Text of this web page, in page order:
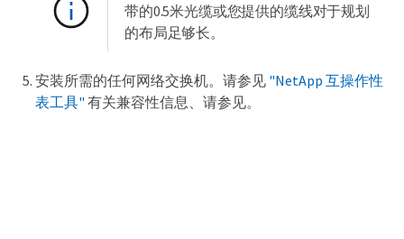
带的0.5米光缆或您提供的缆线对于规划
的布局足够长。
安装所需的任何网络交换机。请参见 "NetApp 互操作性
表工具" 有关兼容性信息、请参见。